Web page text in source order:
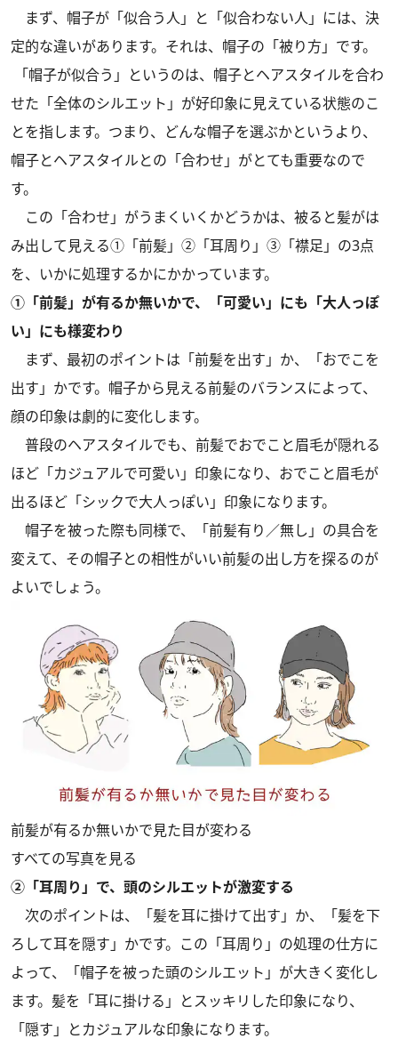
まず、帽子が「似合う人」と「似合わない人」には、決
定的な違いがあります。それは、帽子の「被り方」です。
「帽子が似合う」というのは、帽子とヘアスタイルを合わ
せた「全体のシルエット」が好印象に見えている状態のこ
とを指します。つまり、どんな帽子を選ぶかというより、
帽子とヘアスタイルとの「合わせ」がとても重要なので
す。
この「合わせ」がうまくいくかどうかは、被ると髪がは
み出して見える①「前髪」②「耳周り」③「襟足」の3点
を、いかに処理するかにかかっています。
①「前髪」が有るか無いかで、「可愛い」にも「大人っぽ
い」にも様変わり
まず、最初のポイントは「前髪を出す」か、「おでこを
出す」かです。帽子から見える前髪のバランスによって、
顔の印象は劇的に変化します。
普段のヘアスタイルでも、前髪でおでこと眉毛が隠れる
ほど「カジュアルで可愛い」印象になり、おでこと眉毛が
出るほど「シックで大人っぽい」印象になります。
帽子を被った際も同様で、「前髪有り／無し」の具合を
変えて、その帽子との相性がいい前髪の出し方を探るのが
よいでしょう。
前髪が有るか無いかで見た目が変わる
すべての写真を見る
②「耳周り」で、頭のシルエットが激変する
次のポイントは、「髪を耳に掛けて出す」か、「髪を下
ろして耳を隠す」かです。この「耳周り」の処理の仕方に
よって、「帽子を被った頭のシルエット」が大きく変化し
ます。髪を「耳に掛ける」とスッキリした印象になり、
「隠す」とカジュアルな印象になります。